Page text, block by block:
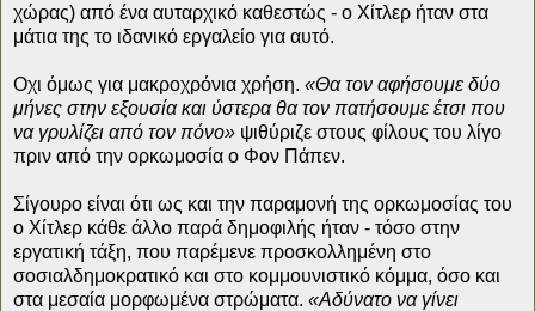
χώρας) από ένα αυταρχικό καθεστώς - ο Χίτλερ ήταν στα
μάτια της το ιδανικό εργαλείο για αυτό.
Οχι όμως για μακροχρόνια χρήση. «Θα τον αφήσουμε δύο
μήνες στην εξουσία και ύστερα θα τον πατήσουμε έτσι που
να γρυλίζει από τον πόνο» ψιθύριζε στους φίλους του λίγο
πριν από την ορκωμοσία ο Φον Πάπεν.
Σίγουρο είναι ότι ως και την παραμονή της ορκωμοσίας του
ο Χίτλερ κάθε άλλο παρά δημοφιλής ήταν - τόσο στην
εργατική τάξη, που παρέμενε προσκολλημένη στο
σοσιαλδημοκρατικό και στο κομμουνιστικό κόμμα, όσο και
στα μεσαία μορφωμένα στρώματα. «Αδύνατο να γίνει